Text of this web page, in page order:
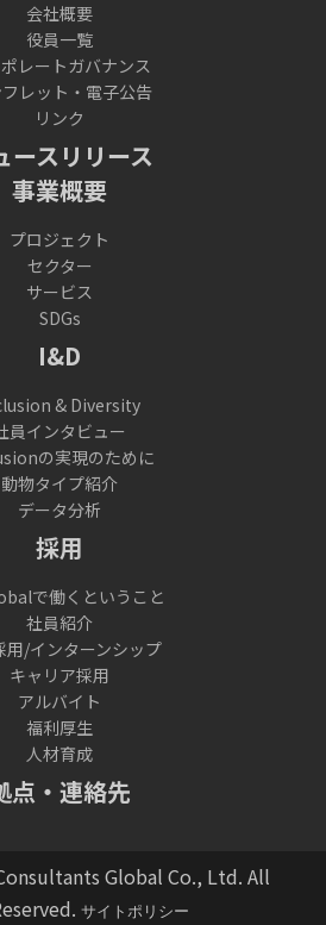
会社概要
役員一覧
レートガバナンス
レット・電子公告
リンク
ースリリース
事業概要
プロジェクト
セクター
サービス
SDGs
I&D
& Diversity
員インタビュー
の実現のために
動物タイプ紹介
データ分析
採用
で働くということ
社員紹介
用/インターンシップ
キャリア採用
アルバイト
福利厚生
人材育成
点・連絡先
Global Co., Ltd. All
サイトポリシー